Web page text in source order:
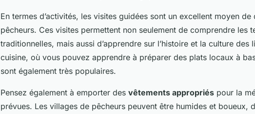
En termes d’activités, les visites guidées sont un excellent moyen
pêcheurs. Ces visites permettent non seulement de comprendre les
traditionnelles, mais aussi d’apprendre sur l’histoire et la culture des
cuisine, où vous pouvez apprendre à préparer des plats locaux à
sont également très populaires.
Pensez également à emporter des vêtements appropriés pour la
prévues. Les villages de pêcheurs peuvent être humides et boueux,